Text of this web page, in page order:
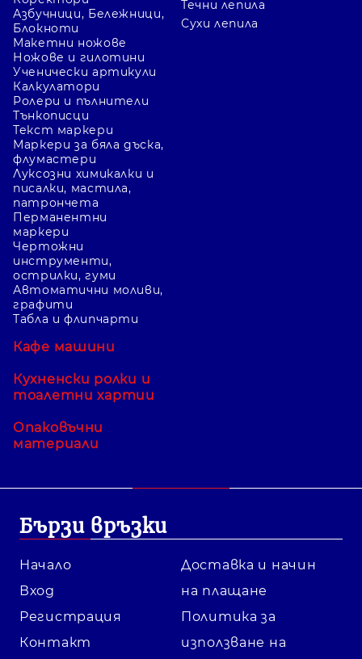
Азбучници, Бележници,
Блокноти
Течни лепила
Сухи лепила
Макетни ножове
Ножове и гилотини
Ученически артикули
Калкулатори
Ролери и пълнители
Тънкописци
Текст маркери
Маркери за бяла дъска,
флумастери
Луксозни химикалки и
писалки, мастила,
патрончета
Перманентни
маркери
Чертожни
инструменти,
острилки, гуми
Автоматични моливи,
графити
Табла и флипчарти
Кафе машини
Кухненски ролки и
тоалетни хартии
Опаковъчни
материали
Бързи връзки
Начало
Вход
Регистрация
Контакт
Доставка и начин
на плащане
Политика за
използване на